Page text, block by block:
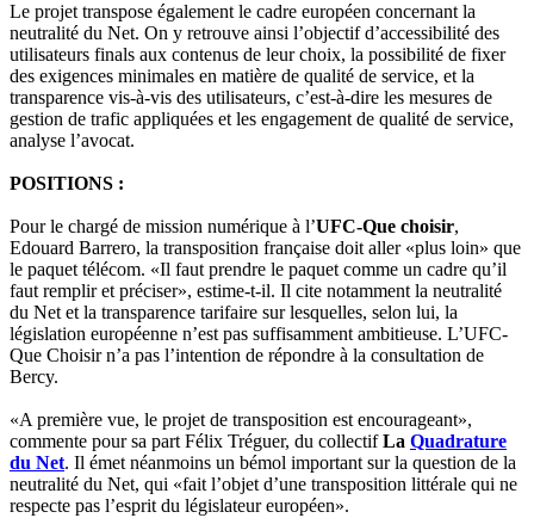
Le projet transpose également le cadre européen concernant la
neutralité du Net. On y retrouve ainsi l’objectif d’accessibilité des
utilisateurs finals aux contenus de leur choix, la possibilité de fixer
des exigences minimales en matière de qualité de service, et la
transparence vis-à-vis des utilisateurs, c’est-à-dire les mesures de
gestion de trafic appliquées et les engagement de qualité de service,
analyse l’avocat.
POSITIONS :
Pour le chargé de mission numérique à l’UFC-Que choisir,
Edouard Barrero, la transposition française doit aller «plus loin» que
le paquet télécom. «Il faut prendre le paquet comme un cadre qu’il
faut remplir et préciser», estime-t-il. Il cite notamment la neutralité
du Net et la transparence tarifaire sur lesquelles, selon lui, la
législation européenne n’est pas suffisamment ambitieuse. L’UFC-
Que Choisir n’a pas l’intention de répondre à la consultation de
Bercy.
«A première vue, le projet de transposition est encourageant»,
commente pour sa part Félix Tréguer, du collectifLa Quadrature
du Net. Il émet néanmoins un bémol important sur la question de la
neutralité du Net, qui «fait l’objet d’une transposition littérale qui ne
respecte pas l’esprit du législateur européen».